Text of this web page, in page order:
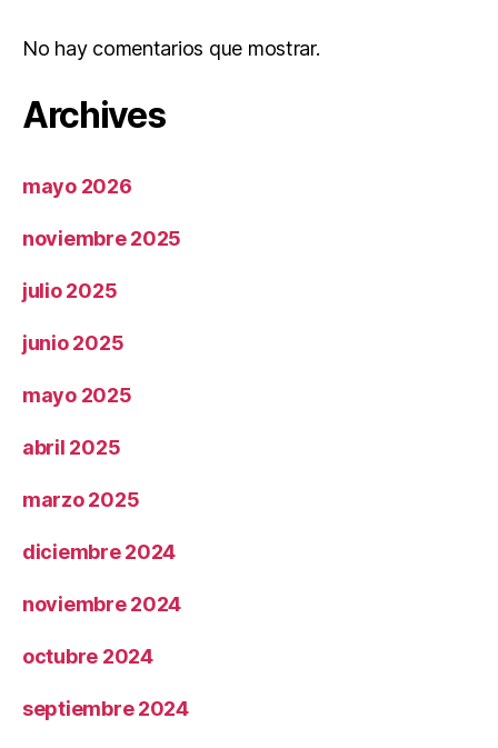
No hay comentarios que mostrar.
Archives
mayo 2026
noviembre 2025
julio 2025
junio 2025
mayo 2025
abril 2025
marzo 2025
diciembre 2024
noviembre 2024
octubre 2024
septiembre 2024